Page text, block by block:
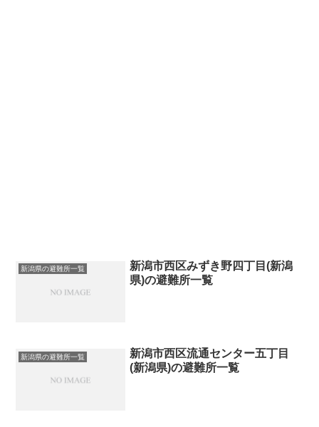
新潟県の避難所一覧
新潟市西区みずき野四丁目(新潟
県)の避難所一覧
新潟県の避難所一覧
新潟市西区流通センター五丁目
(新潟県)の避難所一覧